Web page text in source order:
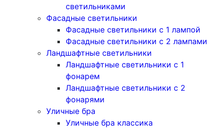
светильниками
Фасадные светильники
Фасадные светильники с 1 лампой
Фасадные светильники c 2 лампами
Ландшафтные светильники
Ландшафтные светильники с 1
фонарем
Ландшафтные светильники с 2
фонарями
Уличные бра
Уличные бра классика